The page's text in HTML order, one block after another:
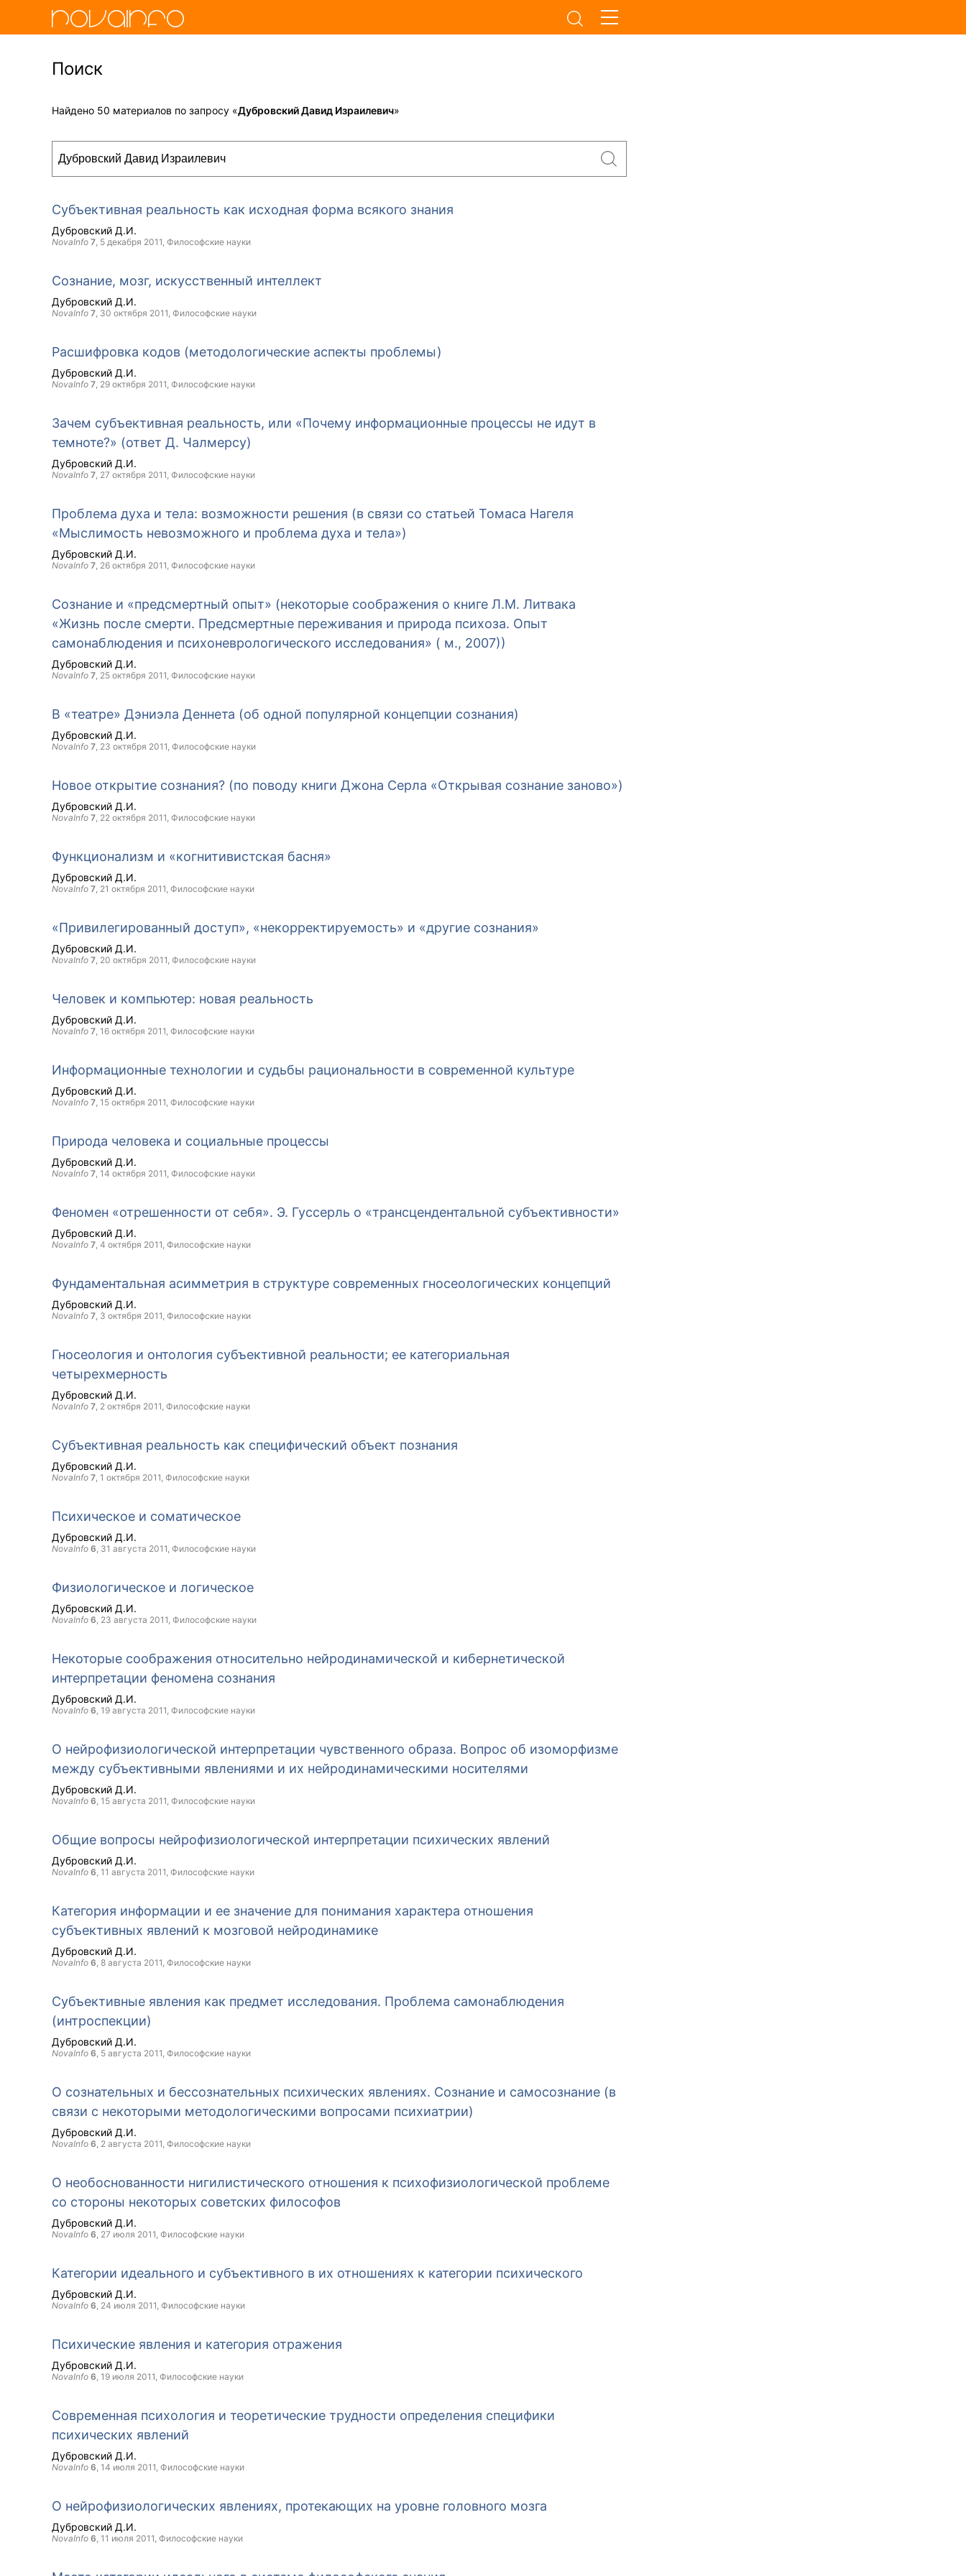
Поиск
Найдено 50 материалов по запросу «Дубровский Давид Израилевич»
Субъективная реальность как исходная форма всякого знания
Дубровский Д.И.
NovaInfo 7, 5 декабря 2011, Философские науки
Сознание, мозг, искусственный интеллект
Дубровский Д.И.
NovaInfo 7, 30 октября 2011, Философские науки
Расшифровка кодов (методологические аспекты проблемы)
Дубровский Д.И.
NovaInfo 7, 29 октября 2011, Философские науки
Зачем субъективная реальность, или «Почему информационные процессы не идут в
темноте?» (ответ Д. Чалмерсу)
Дубровский Д.И.
NovaInfo 7, 27 октября 2011, Философские науки
Проблема духа и тела: возможности решения (в связи со статьей Томаса Нагеля
«Мыслимость невозможного и проблема духа и тела»)
Дубровский Д.И.
NovaInfo 7, 26 октября 2011, Философские науки
Сознание и «предсмертный опыт» (некоторые соображения о книге Л.М. Литвака
«Жизнь после смерти. Предсмертные переживания и природа психоза. Опыт
самонаблюдения и психоневрологического исследования» ( м., 2007))
Дубровский Д.И.
NovaInfo 7, 25 октября 2011, Философские науки
В «театре» Дэниэла Деннета (об одной популярной концепции сознания)
Дубровский Д.И.
NovaInfo 7, 23 октября 2011, Философские науки
Новое открытие сознания? (по поводу книги Джона Серла «Открывая сознание заново»)
Дубровский Д.И.
NovaInfo 7, 22 октября 2011, Философские науки
Функционализм и «когнитивистская басня»
Дубровский Д.И.
NovaInfo 7, 21 октября 2011, Философские науки
«Привилегированный доступ», «некорректируемость» и «другие сознания»
Дубровский Д.И.
NovaInfo 7, 20 октября 2011, Философские науки
Человек и компьютер: новая реальность
Дубровский Д.И.
NovaInfo 7, 16 октября 2011, Философские науки
Информационные технологии и судьбы рациональности в современной культуре
Дубровский Д.И.
NovaInfo 7, 15 октября 2011, Философские науки
Природа человека и социальные процессы
Дубровский Д.И.
NovaInfo 7, 14 октября 2011, Философские науки
Феномен «отрешенности от себя». Э. Гуссерль о «трансцендентальной субъективности»
Дубровский Д.И.
NovaInfo 7, 4 октября 2011, Философские науки
Фундаментальная асимметрия в структуре современных гносеологических концепций
Дубровский Д.И.
NovaInfo 7, 3 октября 2011, Философские науки
Гносеология и онтология субъективной реальности; ее категориальная
четырехмерность
Дубровский Д.И.
NovaInfo 7, 2 октября 2011, Философские науки
Субъективная реальность как специфический объект познания
Дубровский Д.И.
NovaInfo 7, 1 октября 2011, Философские науки
Психическое и соматическое
Дубровский Д.И.
NovaInfo 6, 31 августа 2011, Философские науки
Физиологическое и логическое
Дубровский Д.И.
NovaInfo 6, 23 августа 2011, Философские науки
Некоторые соображения относительно нейродинамической и кибернетической
интерпретации феномена сознания
Дубровский Д.И.
NovaInfo 6, 19 августа 2011, Философские науки
О нейрофизиологической интерпретации чувственного образа. Вопрос об изоморфизме
между субъективными явлениями и их нейродинамическими носителями
Дубровский Д.И.
NovaInfo 6, 15 августа 2011, Философские науки
Общие вопросы нейрофизиологической интерпретации психических явлений
Дубровский Д.И.
NovaInfo 6, 11 августа 2011, Философские науки
Категория информации и ее значение для понимания характера отношения
субъективных явлений к мозговой нейродинамике
Дубровский Д.И.
NovaInfo 6, 8 августа 2011, Философские науки
Субъективные явления как предмет исследования. Проблема самонаблюдения
(интроспекции)
Дубровский Д.И.
NovaInfo 6, 5 августа 2011, Философские науки
О сознательных и бессознательных психических явлениях. Сознание и самосознание (в
связи с некоторыми методологическими вопросами психиатрии)
Дубровский Д.И.
NovaInfo 6, 2 августа 2011, Философские науки
О необоснованности нигилистического отношения к психофизиологической проблеме
со стороны некоторых советских философов
Дубровский Д.И.
NovaInfo 6, 27 июля 2011, Философские науки
Категории идеального и субъективного в их отношениях к категории психического
Дубровский Д.И.
NovaInfo 6, 24 июля 2011, Философские науки
Психические явления и категория отражения
Дубровский Д.И.
NovaInfo 6, 19 июля 2011, Философские науки
Современная психология и теоретические трудности определения специфики
психических явлений
Дубровский Д.И.
NovaInfo 6, 14 июля 2011, Философские науки
О нейрофизиологических явлениях, протекающих на уровне головного мозга
Дубровский Д.И.
NovaInfo 6, 11 июля 2011, Философские науки